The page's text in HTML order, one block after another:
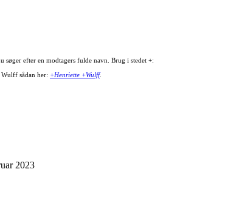
søger efter en modtagers fulde navn. Brug i stedet +:
sådan her: +Henriette +Wulff.
2023